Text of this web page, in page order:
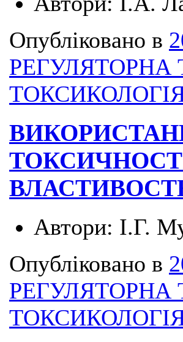
Опубліковано в
Автори: І.Г.
Опубліковано в